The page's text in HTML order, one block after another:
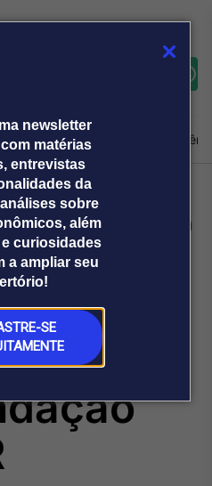
newsletter
matérias
entrevistas
da
sobre
além
curiosidades
a ampliar seu
SE
BlogWeekend
Broadcast+
O mercado
financeiro em
tempo real
Broadcast
Agro
Broadcast
Prêmio Broadcast
Empresas
Releases
Governo
recebe
e
a